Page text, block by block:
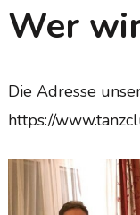
Wer
Die Adresse
https://